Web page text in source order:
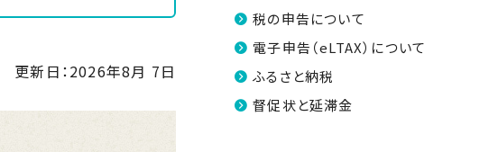
更新日：2026年8月 7日
税の申告について
電子申告（eLTAX）について
ふるさと納税
督促状と延滞金